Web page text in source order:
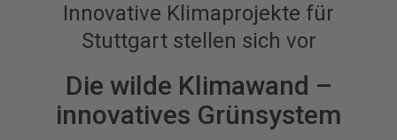
Innovative Klimaprojekte für
Stuttgart stellen sich vor
Die wilde Klimawand –
innovatives Grünsystem